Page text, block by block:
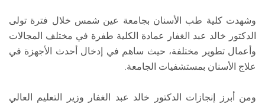
وشهدت كلية طب الأسنان بجامعة عين شمس خلال فترة تولى
الدكتور خالد عبد الغفار عمادة الكلية طفرة في مختلف المجالات
وأعمال تطوير مختلفة، حيث ساهم في إدخال أحدث الأجهزة في
علاج الأسنان بمستشفيات الجامعة.
ومن أبرز إنجازات الدكتور خالد عبد الغفار وزير التعليم العالي